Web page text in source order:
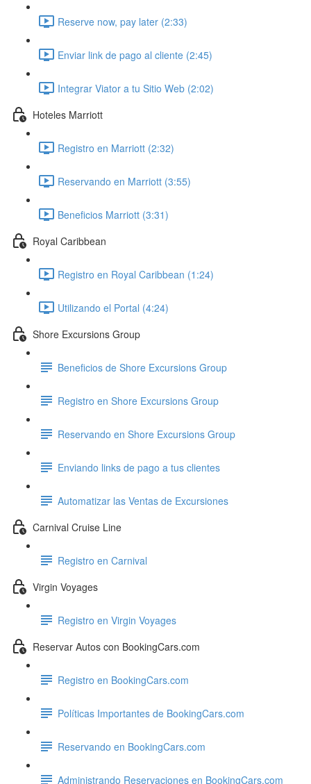
Reserve now, pay later (2:33)
Enviar link de pago al cliente (2:45)
Integrar Viator a tu Sitio Web (2:02)
Hoteles Marriott
Registro en Marriott (2:32)
Reservando en Marriott (3:55)
Beneficios Marriott (3:31)
Royal Caribbean
Registro en Royal Caribbean (1:24)
Utilizando el Portal (4:24)
Shore Excursions Group
Beneficios de Shore Excursions Group
Registro en Shore Excursions Group
Reservando en Shore Excursions Group
Enviando links de pago a tus clientes
Automatizar las Ventas de Excursiones
Carnival Cruise Line
Registro en Carnival
Virgin Voyages
Registro en Virgin Voyages
Reservar Autos con BookingCars.com
Registro en BookingCars.com
Políticas Importantes de BookingCars.com
Reservando en BookingCars.com
Administrando Reservaciones en BookingCars.com